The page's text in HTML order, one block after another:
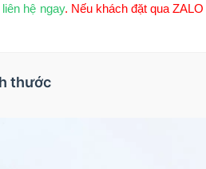
hệ ngay. Nếu khách đặt qua ZALO
thước